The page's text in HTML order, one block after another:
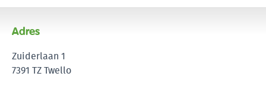
Adres
Zuiderlaan 1
7391 TZ Twello